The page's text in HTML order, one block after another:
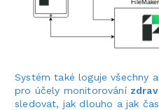
Systém také loguje všechny
pro účely monitorování
sledovat, jak dlouho a jak